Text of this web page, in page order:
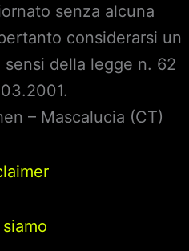
senza alcuna
considerarsi un
della legge n. 62
– Mascalucia (CT)